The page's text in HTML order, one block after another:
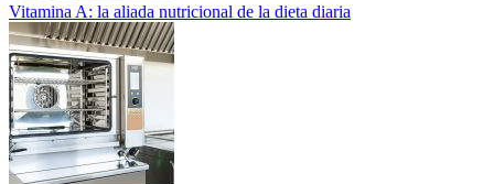
Vitamina A: la aliada nutricional de la dieta diaria